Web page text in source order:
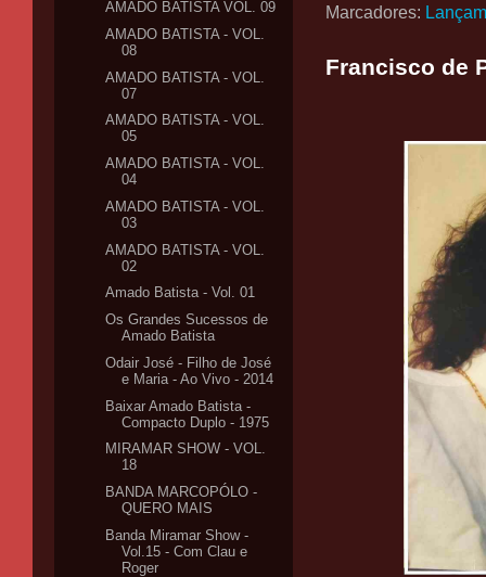
Marcadores:
Francisco de
AMADO BATISTA VOL. 09
AMADO BATISTA - VOL.
08
AMADO BATISTA - VOL.
07
AMADO BATISTA - VOL.
05
AMADO BATISTA - VOL.
04
AMADO BATISTA - VOL.
03
AMADO BATISTA - VOL.
02
Amado Batista - Vol. 01
Os Grandes Sucessos de
Amado Batista
Odair José - Filho de José
e Maria - Ao Vivo - 2014
Baixar Amado Batista -
Compacto Duplo - 1975
MIRAMAR SHOW - VOL.
18
BANDA MARCOPÓLO -
QUERO MAIS
Banda Miramar Show -
Vol.15 - Com Clau e
Roger